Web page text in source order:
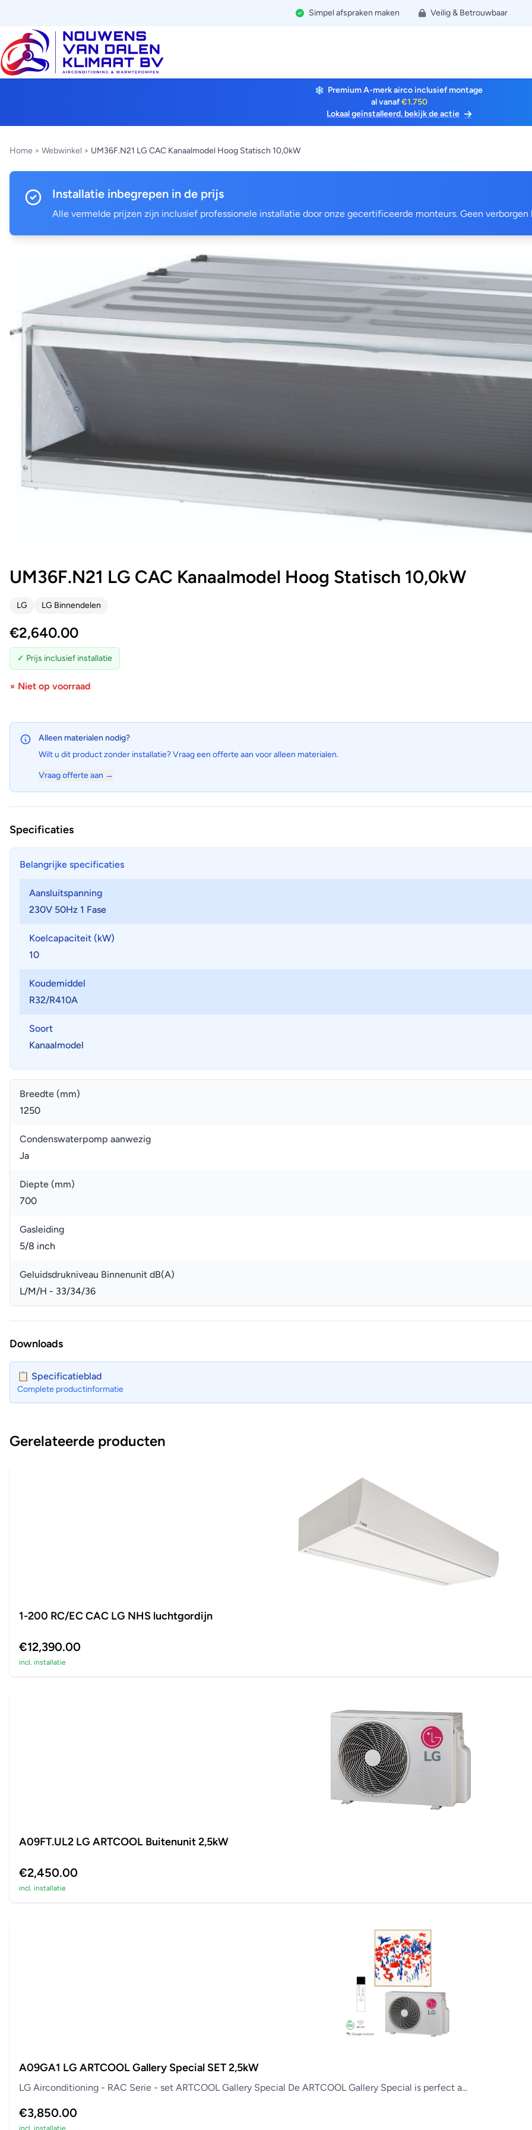
Simpel afspraken maken Veilig & Betrouwbaar
Premium A-merk airco inclusief montage
al vanaf€1.750
Lokaal geïnstalleerd, bekijk de actie
Home > Webwinkel > UM36F.N21 LG CAC Kanaalmodel Hoog Statisch 10,0kW
Installatie inbegrepen in de prijs
Alle vermelde prijzen zijn inclusief professionele installatie door onze gecertificeerde monteurs. Geen verborgen
UM36F.N21 LG CAC Kanaalmodel Hoog Statisch 10,0kW
LG LG Binnendelen
€2,640.00
✓ Prijs inclusief installatie
× Niet op voorraad
Alleen materialen nodig?
Wilt u dit product zonder installatie? Vraag een offerte aan voor alleen materialen.
Vraag offerte aan →
Specificaties
Belangrijke specificaties
Aansluitspanning
230V 50Hz 1 Fase
Koelcapaciteit (kW)
10
Koudemiddel
R32/R410A
Soort
Kanaalmodel
Breedte (mm)
1250
Condenswaterpomp aanwezig
Ja
Diepte (mm)
700
Gasleiding
5/8 inch
Geluidsdrukniveau Binnenunit dB(A)
L/M/H - 33/34/36
Downloads
📋 Specificatieblad
Complete productinformatie
Gerelateerde producten
1-200 RC/EC CAC LG NHS luchtgordijn
€12,390.00
incl. installatie
A09FT.UL2 LG ARTCOOL Buitenunit 2,5kW
€2,450.00
incl. installatie
A09GA1 LG ARTCOOL Gallery Special SET 2,5kW
LG Airconditioning - RAC Serie - set ARTCOOL Gallery Special De ARTCOOL Gallery Special is perfect a...
€3,850.00